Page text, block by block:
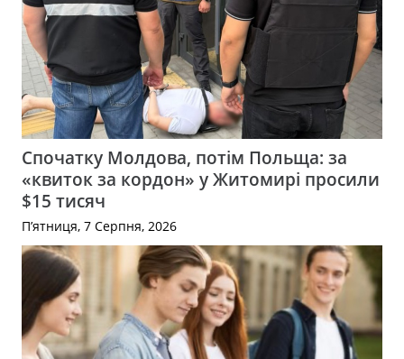
Спочатку Молдова, потім Польща: за
«квиток за кордон» у Житомирі просили
$15 тисяч
П’ятниця, 7 Серпня, 2026